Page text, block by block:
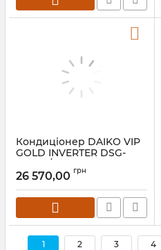
Кондиціонер DAIKO VIP
GOLD INVERTER DSG-
GDH12/DSG-GDI12
26 570,00 грн
1 2 3 4